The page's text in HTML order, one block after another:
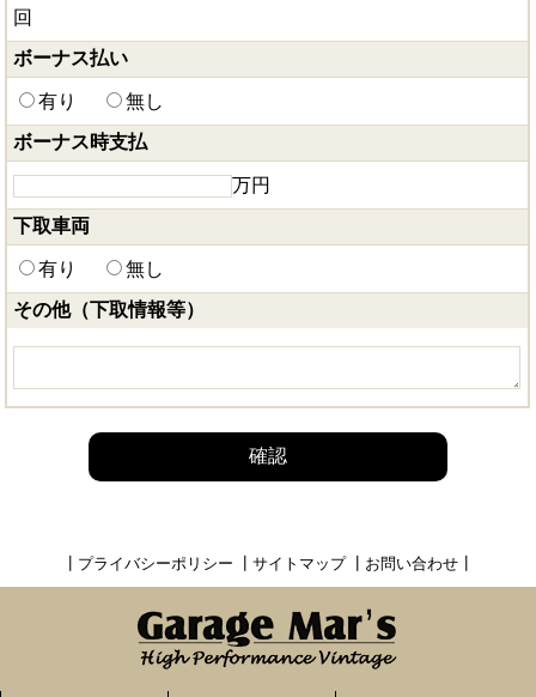
回
ボーナス払い
有り 無し
ボーナス時支払
万円
下取車両
有り 無し
その他（下取情報等）
確認
プライバシーポリシー サイトマップ┃ お問い合わせ